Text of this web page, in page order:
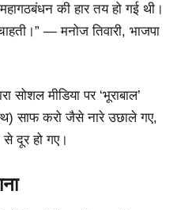
महागठबंधन की हार तय हो गई थी।
— मनोज तिवारी, भाजपा
सोशल मीडिया पर ‘भूराबाल’
साफ करो जैसे नारे उछाले गए,
दूर हो गए।